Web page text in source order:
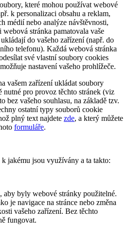
které mohou používat webové
k personalizaci obsahu a reklam,
médií nebo analýze návštěvnosti,
stránka pamatovala vaše
do vašeho zařízení (např. do
telefonu). Každá webová stránka
své vlastní soubory cookies
nastavení vašeho prohlížeče.
vašem zařízení ukládat soubory
nutné pro provoz těchto stránek (viz
bez vašeho souhlasu, na základě tzv.
ostatní typy souborů cookie
plný text najdete zde, a který můžete
formuláře.
jakému jsou využívány a ta takto:
aby byly webové stránky použitelné.
je navigace na stránce nebo změna
vašeho zařízení. Bez těchto
fungovat.